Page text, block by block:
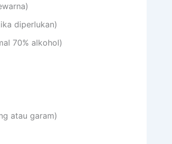
diperlukan)
70% alkohol)
atau garam)